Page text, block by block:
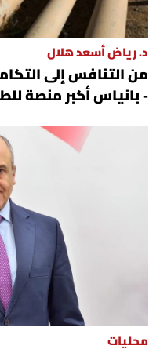
د. رياض أسعد هلال
من التنافس إلى
- بانياس أكبر منصة
محليات